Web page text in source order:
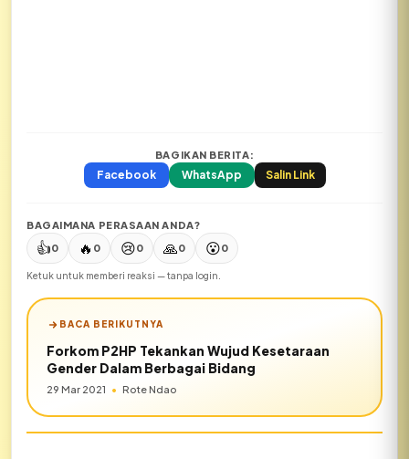
BAGIKAN BERITA:
Facebook WhatsApp Salin Link
BAGAIMANA PERASAAN ANDA?
👍0 🔥 0 😢0 🙏0 😮0
Ketuk untuk memberi reaksi — tanpa login.
BACA BERIKUTNYA
Forkom P2HP Tekankan Wujud Kesetaraan
Gender Dalam Berbagai Bidang
29 Mar 2021 • Rote Ndao